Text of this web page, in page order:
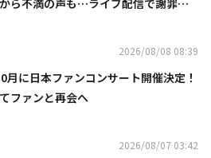
2026/08/08 08:39
月に日本ファンコンサート開催決定！
ファンと再会へ
2026/08/07 03:42